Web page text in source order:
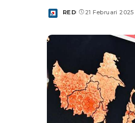
Posted
RED 21 Februari 2025